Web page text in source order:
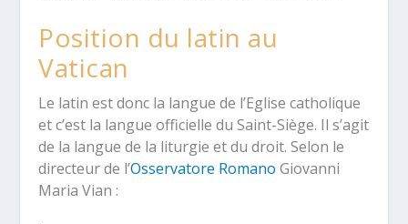
Position du latin au
Vatican
Le latin est donc la langue de l’Eglise catholique
et c’est la langue officielle du Saint-Siège. Il s’agit
de la langue de la liturgie et du droit. Selon le
directeur de l’Osservatore Romano Giovanni
Maria Vian :